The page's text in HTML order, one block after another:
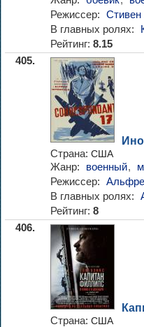
Режиссер: Стивен
В главных ролях:
Рейтинг: 8.15
405.
Страна: США
Жанр: военный,
Режиссер:
В главных ролях:
Рейтинг: 8
406.
Страна: США